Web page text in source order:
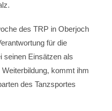
des TRP in Oberjoch
für die
seinen Einsätzen als
kommt ihm
des Tanzsportes